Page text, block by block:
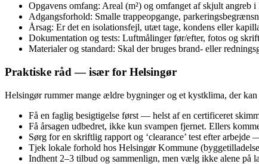
Opgavens omfang: Areal (m²) og omfanget af skjult angreb
Adgangsforhold: Smalle trappeopgange,
Årsag: Er det en isolationsfejl, utæt tage, kondens eller
Dokumentation og tests: Luftmålinger før/efter, fotos og
Materialer og standard: Skal der bruges brand- eller
Praktiske råd — især for Helsingør
Helsingør rummer mange ældre bygninger og et kystklima, der
Få en faglig besigtigelse først — helst af en certificeret
Få årsagen udbedret, ikke kun svampen fjernet. Ellers
Sørg for en skriftlig rapport og ‘clearance’ test efter
Tjek lokale forhold hos Helsingør Kommune
Indhent 2–3 tilbud og sammenlign, men vælg ikke alene på